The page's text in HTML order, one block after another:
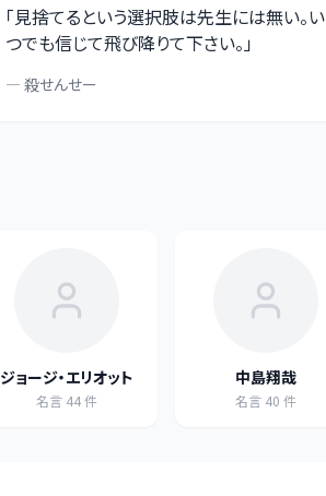
「見捨てるという選択肢は先生には無い。い
つでも信じて飛び降りて下さい。」
—殺せんせー
ジョージ・エリオット
名言 44件
中島翔哉
名言 40 件